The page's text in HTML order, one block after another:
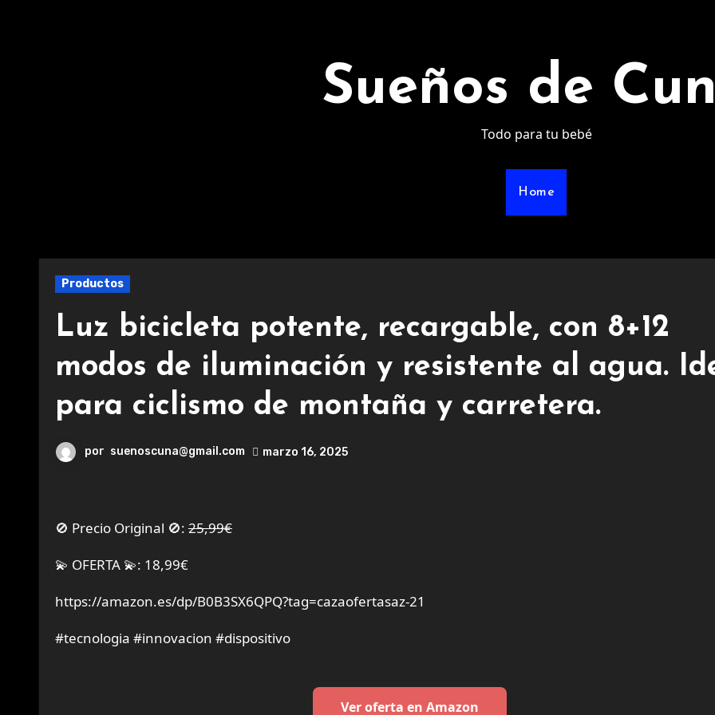
Sueños de
Todo para tu bebé
Home
Productos
Luz bicicleta potente, recargable, con 8+12
modos de iluminación y resistente al agua.
para ciclismo de montaña y carretera.
por suenoscuna@gmail.com marzo 16, 2025
🚫 Precio Original 🚫: 25,99€
💫 OFERTA 💫: 18,99€
https://amazon.es/dp/B0B3SX6QPQ?tag=cazaofertasaz-21
#tecnologia #innovacion #dispositivo
Ver oferta en Amazon